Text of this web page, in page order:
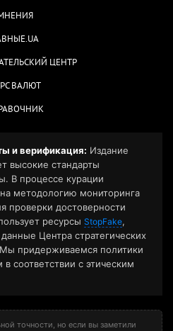
ЦЕНТР
ВАЛЮТ
и верификация: Издание
высокие стандарты
В процессе курации
методологию мониторинга
проверки достоверности
ресурсы StopFake,
Центра стратегических
придерживаемся политики
соответствии с этическим
точности, но если вы заметили